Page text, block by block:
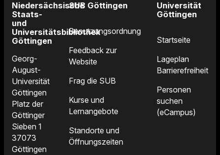
Niedersächsische
Staats-
und
Universitätsbibliothek
Göttingen
Georg-
August-
Universität
Göttingen
Platz der
Göttinger
Sieben 1
37073
Göttingen
SUB Göttingen
Benutzungsordnung
Feedback zur
Website
Frag die SUB
Kurse und
Lernangebote
Standorte und
Öffnungszeiten
Universität
Göttingen
Startseite
Lageplan
Barrierefreiheit
Personen
suchen
(eCampus)